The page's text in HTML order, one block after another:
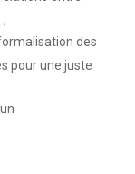
des
pour une juste